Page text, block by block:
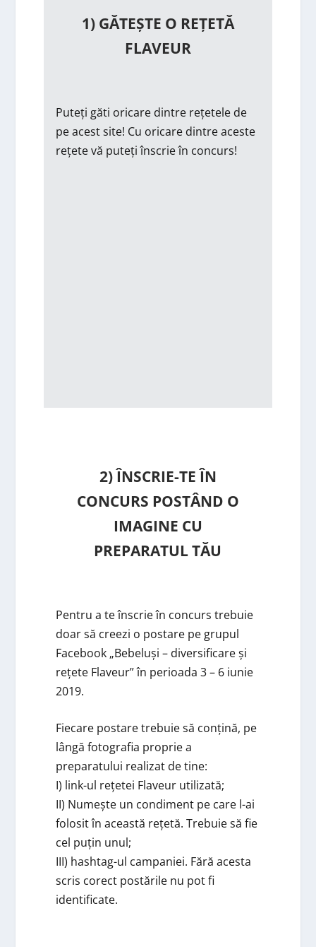
1) GĂTEȘTE O REȚETĂ
FLAVEUR
Puteți găti oricare dintre rețetele de
pe acest site! Cu oricare dintre aceste
rețete vă puteți înscrie în concurs!
2) ÎNSCRIE-TE ÎN
CONCURS POSTÂND O
IMAGINE CU
PREPARATUL TĂU
Pentru a te înscrie în concurs trebuie
doar să creezi o postare pe grupul
Facebook „Bebeluși – diversificare și
rețete Flaveur” în perioada 3 – 6 iunie
2019.
Fiecare postare trebuie să conțină, pe
lângă fotografia proprie a
preparatului realizat de tine:
I) link-ul rețetei Flaveur utilizată;
II) Numește un condiment pe care l-ai
folosit în această rețetă. Trebuie să fie
cel puțin unul;
III) hashtag-ul campaniei. Fără acesta
scris corect postările nu pot fi
identificate.